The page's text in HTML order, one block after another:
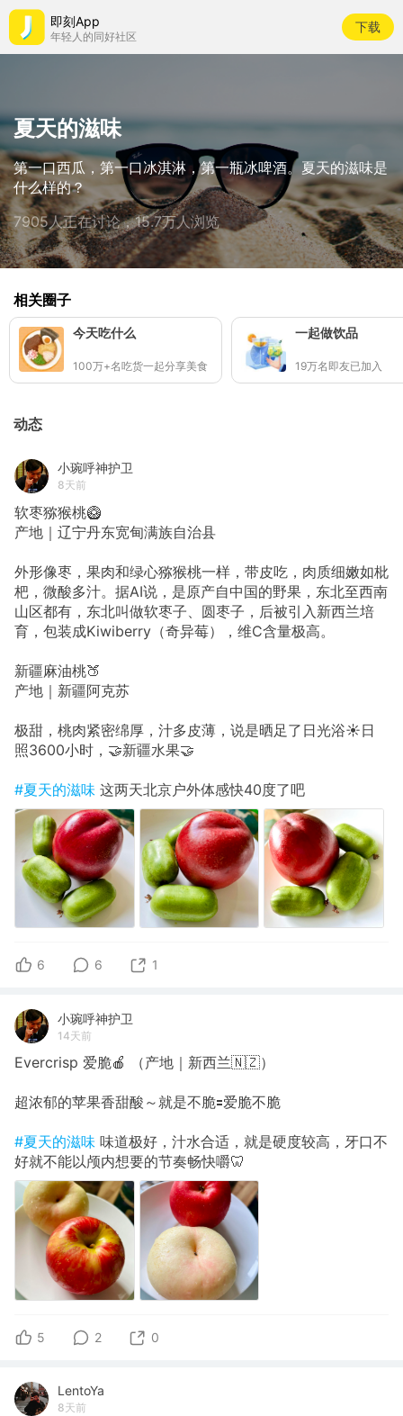
即刻App
年轻人的同好社区
下载
夏天的滋味
第一口西瓜，第一口冰淇淋，第一瓶冰啤酒。夏天的滋味是
什么样的？
7905人正在讨论，15.7万人浏览
相关圈子
今天吃什么
100万+名吃货一起分享美食
一起做饮品
19万名即友已加入
动态
小琬呼神护卫
8天前
软枣猕猴桃🥝
产地｜辽宁丹东宽甸满族自治县
外形像枣，果肉和绿心猕猴桃一样，带皮吃，肉质细嫩如枇
杷，微酸多汁。据AI说，是原产自中国的野果，东北至西南
山区都有，东北叫做软枣子、圆枣子，后被引入新西兰培
育，包装成Kiwiberry（奇异莓），维C含量极高。
新疆麻油桃🍑
产地｜新疆阿克苏
极甜，桃肉紧密绵厚，汁多皮薄，说是晒足了日光浴☀️日
照3600小时，🤝新疆水果🤝
#夏天的滋味 这两天北京户外体感快40度了吧
6 6 1
小琬呼神护卫
14天前
Evercrisp 爱脆🍎 （产地｜新西兰🇳🇿）
超浓郁的苹果香甜酸～就是不脆🟰爱脆不脆
#夏天的滋味 味道极好，汁水合适，就是硬度较高，牙口不
好就不能以颅内想要的节奏畅快嚼🦷
5 2 0
LentoYa
8天前